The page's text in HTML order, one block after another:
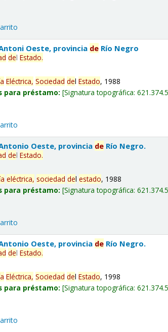
Oeste, provincia de Río Negro
delEstado.
Eléctrica, Sociedad delEstado, 1988
para préstamo: Signatura topográfica:
Oeste, provincia de Río Negro.
delEstado.
eléctrica, sociedad delestado, 1988
para préstamo: Signatura topográfica:
Oeste, provincia de Río Negro.
delEstado.
Eléctrica, Sociedad delEstado, 1998
para préstamo: Signatura topográfica: